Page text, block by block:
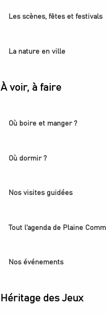
Les scènes, fêtes et festivals
La nature en ville
À voir, à faire
Où boire et manger ?
Où dormir ?
Nos visites guidées
Tout l'agenda de Plaine
Nos événements
Héritage des Jeux
à 15:37
vous Ouvre ses Portes
:7623942)
erreur
POP
Ouvre ses
sur-Seine
Denis